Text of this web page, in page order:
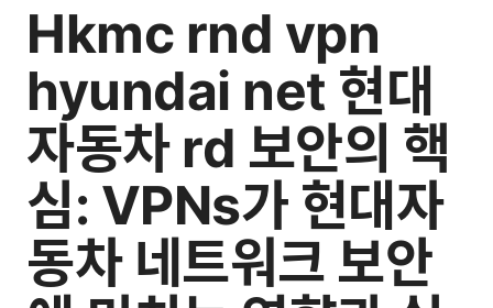
Hkmc rnd vpn
hyundai net 현대
자동차 rd 보안의 핵
심: VPNs가 현대자
동차 네트워크 보안